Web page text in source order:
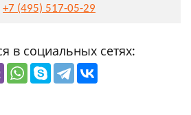
+7 (495) 517-05-29
в социальных сетях: